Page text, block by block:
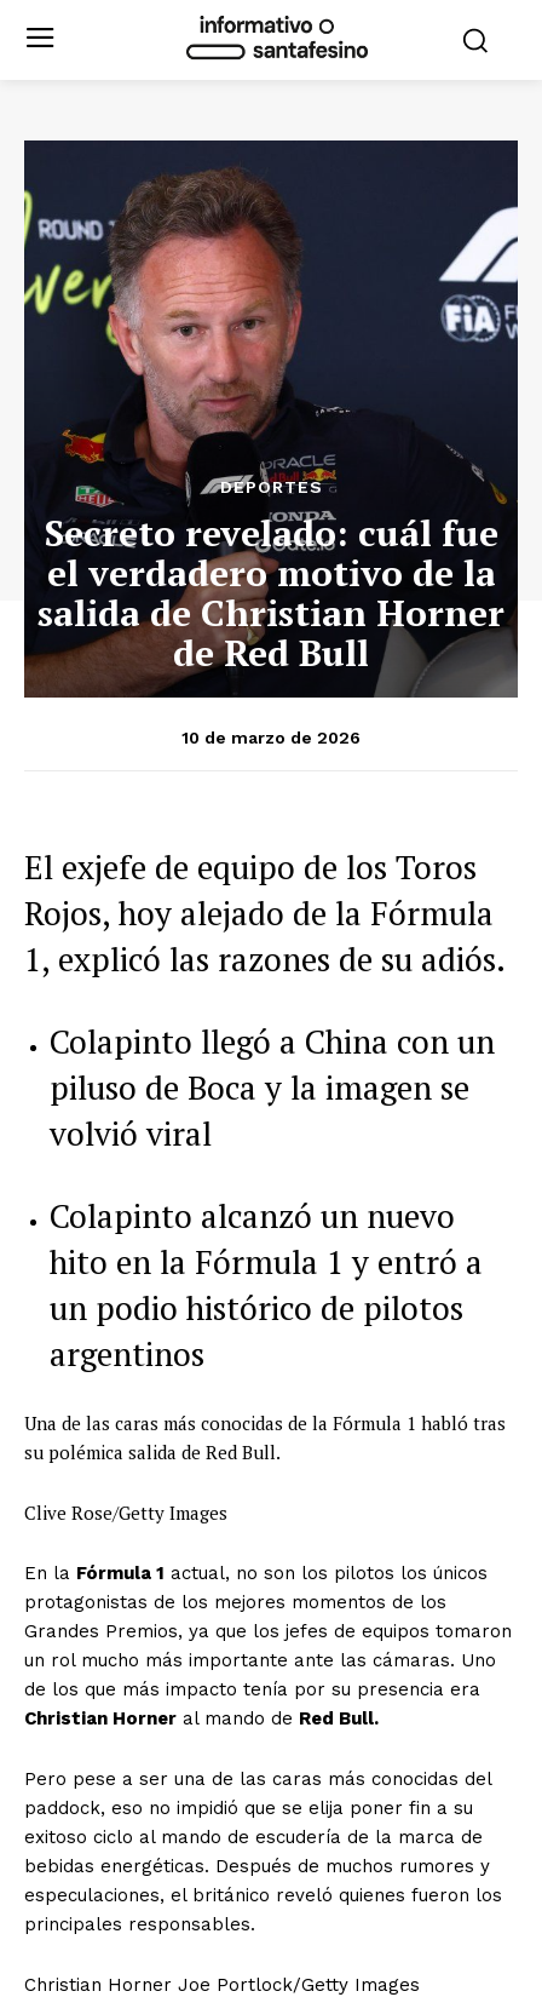
DEPORTES
Secreto revelado: cuál fue
el verdadero motivo de la
salida de Christian Horner
de Red Bull
10 de marzo de 2026
El exjefe de equipo de los Toros
Rojos, hoy alejado de la Fórmula
1, explicó las razones de su adiós.
Colapinto llegó a China con un
piluso de Boca y la imagen se
volvió viral
Colapinto alcanzó un nuevo
hito en la Fórmula 1 y entró a
un podio histórico de pilotos
argentinos
Una de las caras más conocidas de la Fórmula 1 habló tras
su polémica salida de Red Bull.
Clive Rose/Getty Images
En la Fórmula 1 actual, no son los pilotos los únicos
protagonistas de los mejores momentos de los
Grandes Premios, ya que los jefes de equipos tomaron
un rol mucho más importante ante las cámaras. Uno
de los que más impacto tenía por su presencia era
Christian Horner al mando de Red Bull.
Pero pese a ser una de las caras más conocidas del
paddock, eso no impidió que se elija poner fin a su
exitoso ciclo al mando de escudería de la marca de
bebidas energéticas. Después de muchos rumores y
especulaciones, el británico reveló quienes fueron los
principales responsables.
Christian Horner Joe Portlock/Getty Images